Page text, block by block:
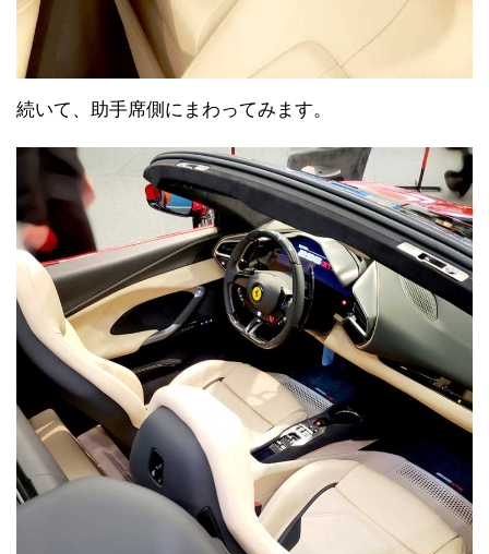
続いて、助手席側にまわってみます。